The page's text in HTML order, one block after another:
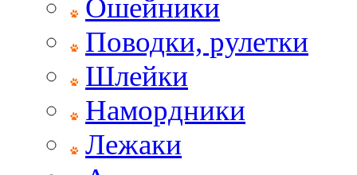
Ошейники
Поводки, рулетки
Шлейки
Намордники
Лежаки